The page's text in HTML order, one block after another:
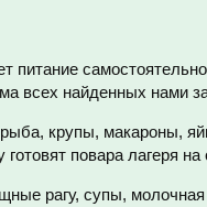
питание
всех найденных нами
крупы, макароны,
повара лагеря на
рагу, супы,